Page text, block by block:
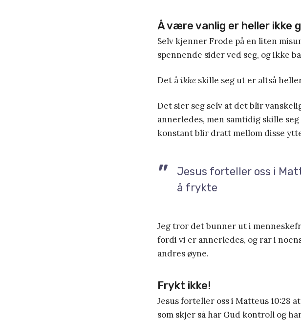
Å være vanlig er heller ikke
Selv kjenner Frode på en liten
spennende sider ved seg, og ikke
Det åikke skille seg ut er altså
Det sier seg selv at det blir
annerledes, men samtidig skille
konstant blir dratt mellom disse
Jesus forteller oss i
å frykte
Jeg tror det bunner ut i
fordi vi er annerledes, og rar i
andres øyne.
Frykt ikke!
Jesus forteller oss i Matteus 10:28
som skjer så har Gud kontroll og